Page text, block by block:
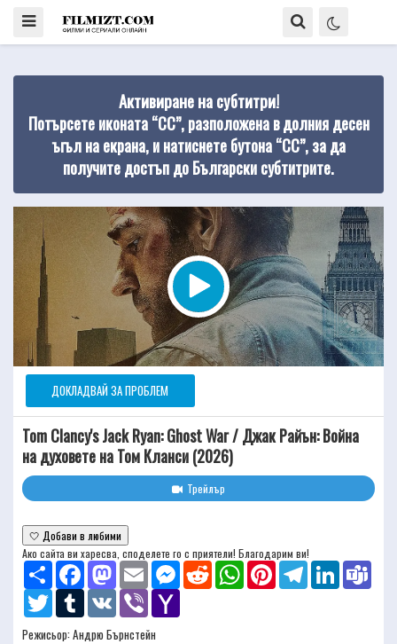
Активиране на субтитри!
Потърсете иконата “CC”, разположена в долния десен
ъгъл на екрана, и натиснете бутона “CC”, за да
получите достъп до Български субтитрите.
ДОКЛАДВАЙ ЗА ПРОБЛЕМ
Tom Clancy's Jack Ryan: Ghost War / Джак Райън: Война
на духовете на Том Кланси (2026)
Трейлър
🤍 Добави в любими
Ако сайта ви харесва, споделете го с приятели! Благодарим ви!
Share
FacebookMastodonEmail MessengerReddit WhatsAppPinterestTelegramLinkedIn
Twitter
Tumblr VK Viber
Режисьор:Андрю Бърнстейн